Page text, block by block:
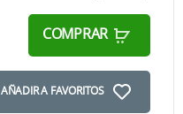
COMPRAR
AÑADIR A FAVORITOS